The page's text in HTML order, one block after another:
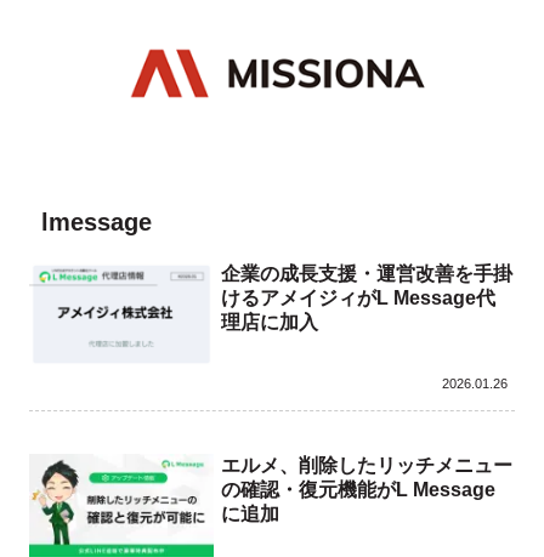
lmessage
企業の成長支援・運営改善を手掛
けるアメイジィがL Message代
理店に加入
2026.01.26
エルメ、削除したリッチメニュー
の確認・復元機能がL Message
に追加